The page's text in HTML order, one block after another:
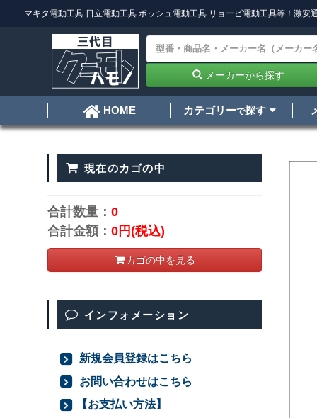
マキタ電動工具 日立電動工具 ボッシュ電動工具 リョービ電動工具等！激安
メーカーから探す
HOME カテゴリーで探す
現在のカゴの中
合計数量：0
合計金額：0円(税込)
カゴの中を見る
インフォメーション
新規会員登録はこちら
お問い合わせはこちら
【お支払い方法】